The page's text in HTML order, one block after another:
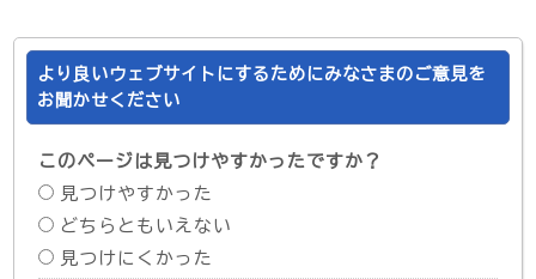
より良いウェブサイトにするためにみなさまのご意見を
お聞かせください
このページは見つけやすかったですか？
見つけやすかった
どちらともいえない
見つけにくかった